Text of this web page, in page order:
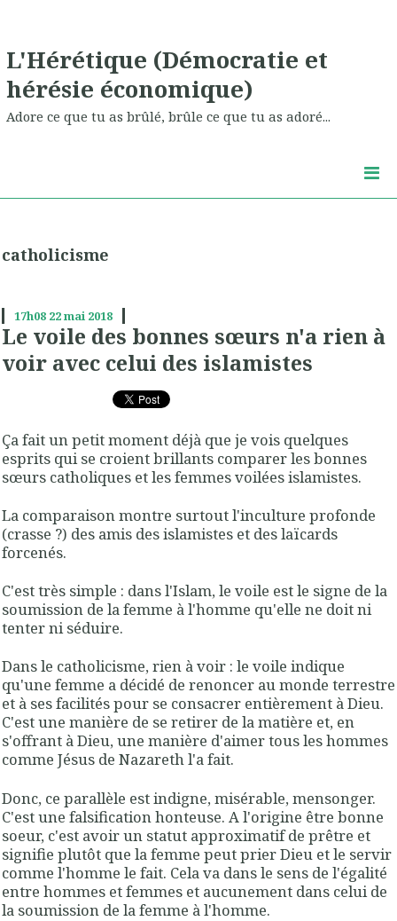
L'Hérétique (Démocratie et
hérésie économique)
Adore ce que tu as brûlé, brûle ce que tu as adoré...
catholicisme
17h08 22mai 2018
Le voile des bonnes sœurs n'a rien à
voir avec celui des islamistes
Ça fait un petit moment déjà que je vois quelques
esprits qui se croient brillants comparer les bonnes
sœurs catholiques et les femmes voilées islamistes.
La comparaison montre surtout l'inculture profonde
(crasse ?) des amis des islamistes et des laïcards
forcenés.
C'est très simple : dans l'Islam, le voile est le signe de la
soumission de la femme à l'homme qu'elle ne doit ni
tenter ni séduire.
Dans le catholicisme, rien à voir : le voile indique
qu'une femme a décidé de renoncer au monde terrestre
et à ses facilités pour se consacrer entièrement à Dieu.
C'est une manière de se retirer de la matière et, en
s'offrant à Dieu, une manière d'aimer tous les hommes
comme Jésus de Nazareth l'a fait.
Donc, ce parallèle est indigne, misérable, mensonger.
C'est une falsification honteuse. A l'origine être bonne
soeur, c'est avoir un statut approximatif de prêtre et
signifie plutôt que la femme peut prier Dieu et le servir
comme l'homme le fait. Cela va dans le sens de l'égalité
entre hommes et femmes et aucunement dans celui de
la soumission de la femme à l'homme.